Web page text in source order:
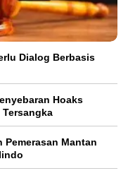
Dialog Berbasis
Hoaks
Pemerasan Mantan